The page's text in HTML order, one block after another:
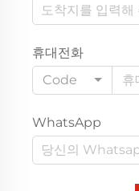
휴대전화
Code
WhatsApp